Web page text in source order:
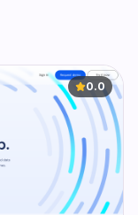
0.0